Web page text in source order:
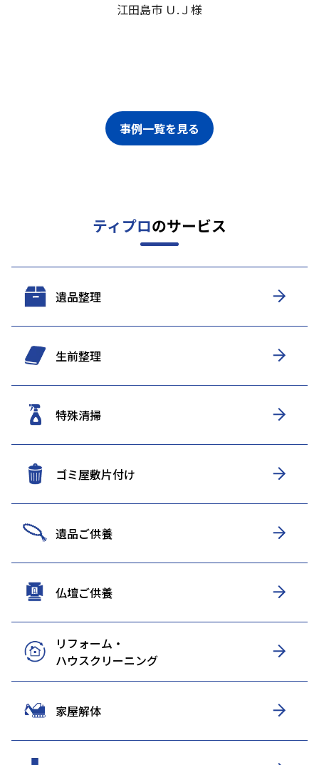
江田島市 Ｕ.Ｊ様
事例一覧を見る
ティプロのサービス
遺品整理
生前整理
特殊清掃
ゴミ屋敷片付け
遺品ご供養
仏壇ご供養
リフォーム・
ハウスクリーニング
家屋解体